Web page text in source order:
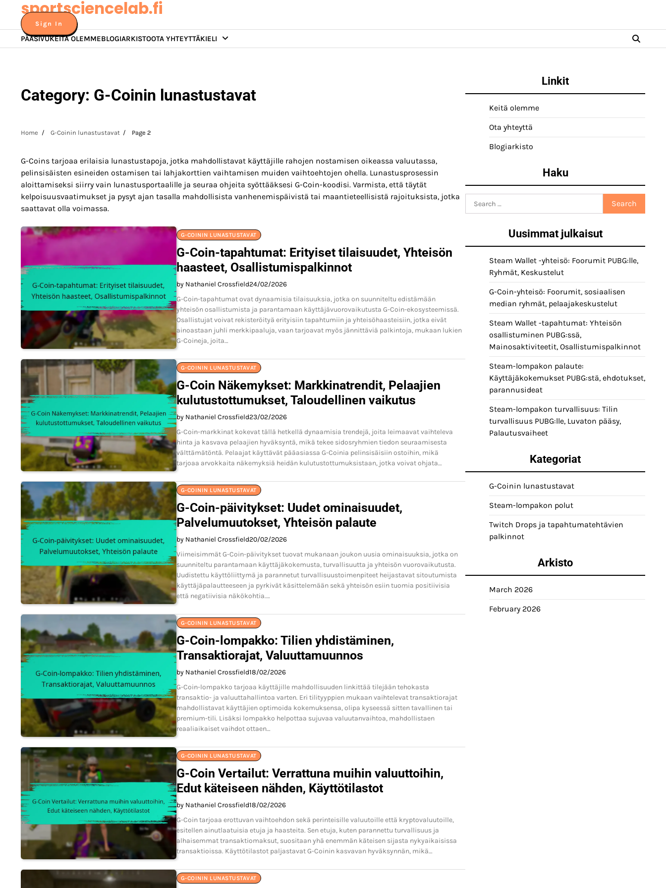
content
sportsciencelab.fi
Sign In
PÄÄSIVUKEITÄ OLEMMEBLOGIARKISTOOTA YHTEYTTÄKIELI
Category: G-Coinin lunastustavat
Home G-Coinin lunastustavat Page 2
G-Coins tarjoaa erilaisia lunastustapoja, jotka mahdollistavat käyttäjille rahojen nostamisen oikeassa valuutassa,
pelinsisäisten esineiden ostamisen tai lahjakorttien vaihtamisen muiden vaihtoehtojen ohella. Lunastusprosessin
aloittamiseksi siirry vain lunastusportaalille ja seuraa ohjeita syöttääksesi G-Coin-koodisi. Varmista, että täytät
kelpoisuusvaatimukset ja pysyt ajan tasalla mahdollisista vanhenemispäivistä tai maantieteellisistä rajoituksista, jotka
saattavat olla voimassa.
G-COININ LUNASTUSTAVAT
G-Coin-tapahtumat: Erityiset tilaisuudet, Yhteisön
haasteet, Osallistumispalkinnot
by Nathaniel Crossfield24/02/2026
G-Coin-tapahtumat ovat dynaamisia tilaisuuksia, jotka on suunniteltu edistämään
yhteisön osallistumista ja parantamaan käyttäjävuorovaikutusta G-Coin-ekosysteemissä.
Osallistujat voivat rekisteröityä erityisiin tapahtumiin ja yhteisöhaasteisiin, jotka eivät
ainoastaan juhli merkkipaaluja, vaan tarjoavat myös jännittäviä palkintoja, mukaan lukien
G-Coineja, joita…
G-COININ LUNASTUSTAVAT
G-Coin Näkemykset: Markkinatrendit, Pelaajien
kulutustottumukset, Taloudellinen vaikutus
by Nathaniel Crossfield23/02/2026
G-Coin-markkinat kokevat tällä hetkellä dynaamisia trendejä, joita leimaavat vaihteleva
hinta ja kasvava pelaajien hyväksyntä, mikä tekee sidosryhmien tiedon seuraamisesta
välttämätöntä. Pelaajat käyttävät pääasiassa G-Coinia pelinsisäisiin ostoihin, mikä
tarjoaa arvokkaita näkemyksiä heidän kulutustottumuksistaan, jotka voivat ohjata…
G-COININ LUNASTUSTAVAT
G-Coin-päivitykset: Uudet ominaisuudet,
Palvelumuutokset, Yhteisön palaute
by Nathaniel Crossfield20/02/2026
Viimeisimmät G-Coin-päivitykset tuovat mukanaan joukon uusia ominaisuuksia, jotka on
suunniteltu parantamaan käyttäjäkokemusta, turvallisuutta ja yhteisön vuorovaikutusta.
Uudistettu käyttöliittymä ja parannetut turvallisuustoimenpiteet heijastavat sitoutumista
käyttäjäpalautteeseen ja pyrkivät käsittelemään sekä yhteisön esiin tuomia positiivisia
että negatiivisia näkökohtia.…
G-COININ LUNASTUSTAVAT
G-Coin-lompakko: Tilien yhdistäminen,
Transaktiorajat, Valuuttamuunnos
by Nathaniel Crossfield18/02/2026
G-Coin-lompakko tarjoaa käyttäjille mahdollisuuden linkittää tilejään tehokasta
transaktio- ja valuuttahallintoa varten. Eri tilityyppien mukaan vaihtelevat transaktiorajat
mahdollistavat käyttäjien optimoida kokemuksensa, olipa kyseessä sitten tavallinen tai
premium-tili. Lisäksi lompakko helpottaa sujuvaa valuutanvaihtoa, mahdollistaen
reaaliaikaiset vaihdot ottaen…
G-COININ LUNASTUSTAVAT
G-Coin Vertailut: Verrattuna muihin valuuttoihin,
Edut käteiseen nähden, Käyttötilastot
by Nathaniel Crossfield18/02/2026
G-Coin tarjoaa erottuvan vaihtoehdon sekä perinteisille valuutoille että kryptovaluutoille,
esitellen ainutlaatuisia etuja ja haasteita. Sen etuja, kuten parannettu turvallisuus ja
alhaisemmat transaktiomaksut, suositaan yhä enemmän käteisen sijasta nykyaikaisissa
transaktioissa. Käyttötilastot paljastavat G-Coinin kasvavan hyväksynnän, mikä…
G-COININ LUNASTUSTAVAT
Linkit
Keitä olemme
Ota yhteyttä
Blogiarkisto
Haku
for:
Uusimmat julkaisut
Steam Wallet -yhteisö: Foorumit PUBG:lle,
Ryhmät, Keskustelut
G-Coin-yhteisö: Foorumit, sosiaalisen
median ryhmät, pelaajakeskustelut
Steam Wallet -tapahtumat: Yhteisön
osallistuminen PUBG:ssä,
Mainosaktiviteetit, Osallistumispalkinnot
Steam-lompakon palaute:
Käyttäjäkokemukset PUBG:stä, ehdotukset,
parannusideat
Steam-lompakon turvallisuus: Tilin
turvallisuus PUBG:lle, Luvaton pääsy,
Palautusvaiheet
Kategoriat
G-Coinin lunastustavat
Steam-lompakon polut
Twitch Drops ja tapahtumatehtävien
palkinnot
Arkisto
March 2026
February 2026